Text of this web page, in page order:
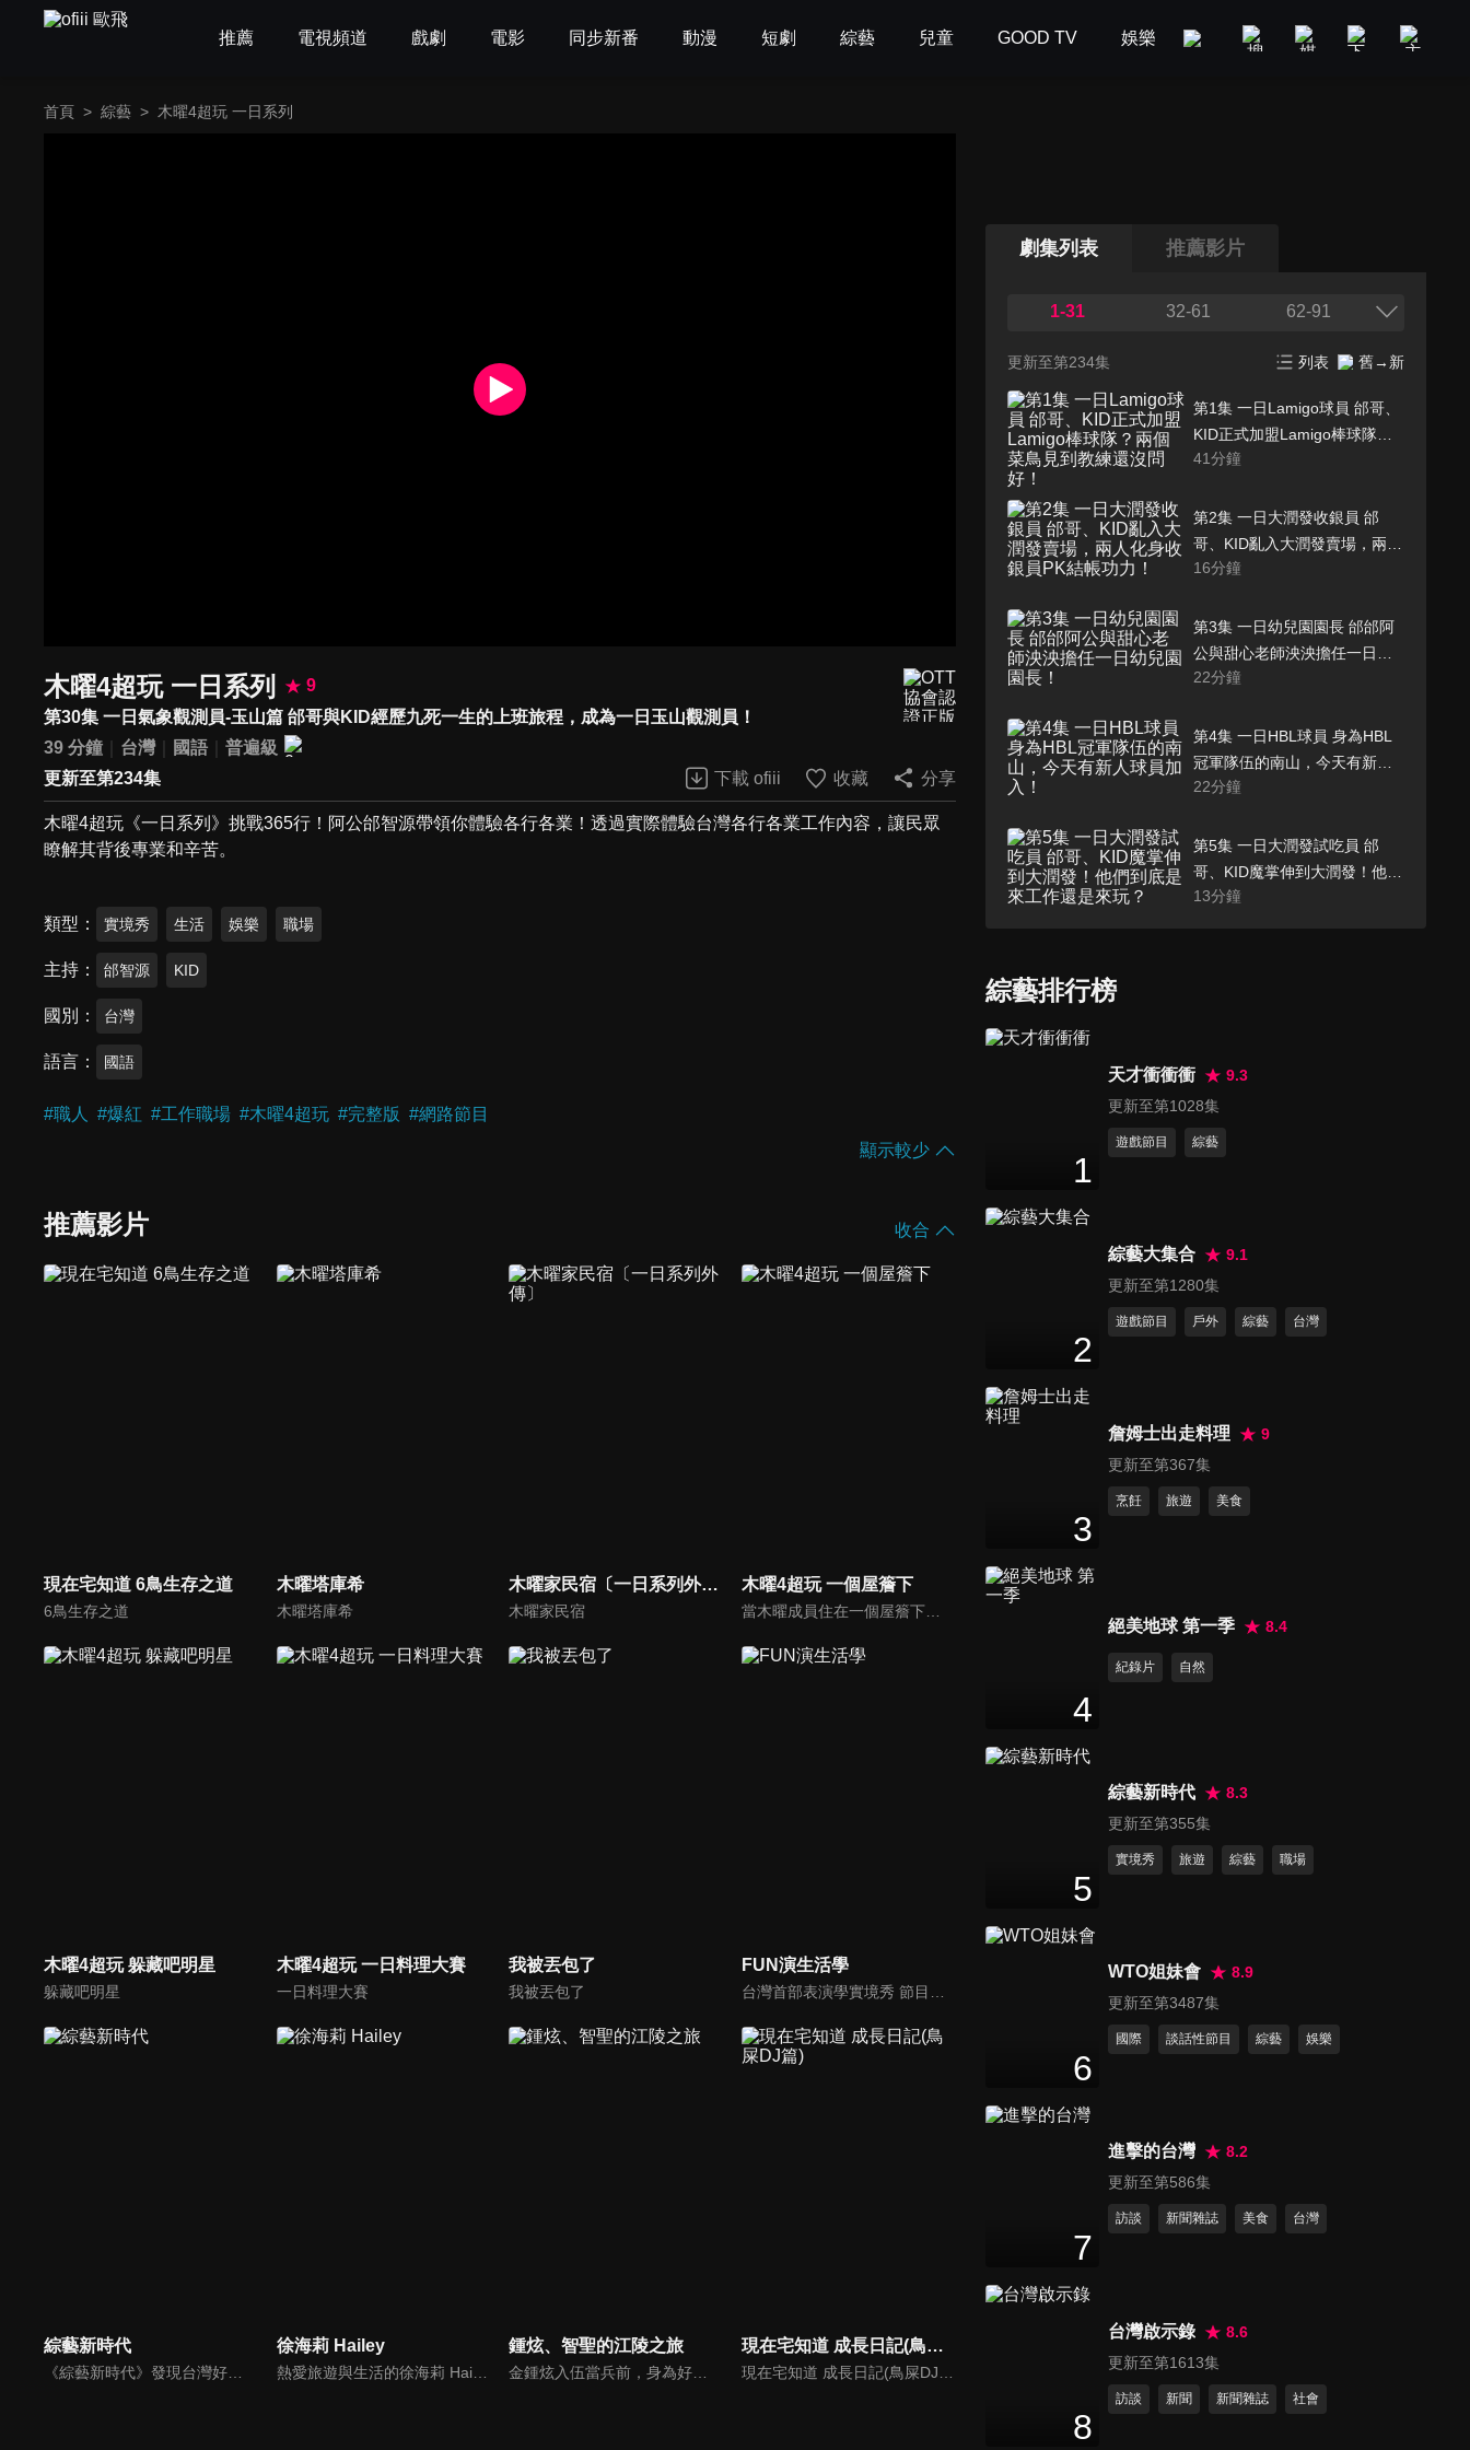
推薦 電視頻道 戲劇 電影 同步新番 動漫 短劇 綜藝 兒童 GOOD TV 娛樂 美食旅遊 新聞政論
首頁 > 綜藝 > 木曜4超玩 一日系列
木曜4超玩 一日系列
9
第30集 一日氣象觀測員-玉山篇 邰哥與KID經歷九死一生的上班旅程，成為一日玉山觀測員！
39 分鐘
台灣 國語
普遍級
更新至第234集
下載 ofiii 收藏 分享
木曜4超玩《一日系列》挑戰365行！阿公邰智源帶領你體驗各行各業！透過實際體驗台灣各行各業工作內容，讓民眾
瞭解其背後專業和辛苦。
類型 實境秀 生活 娛樂 職場
主持 邰智源 KID
國別 台灣
語言 國語
#職人 #爆紅 #工作職場 #木曜4超玩 #完整版 #網路節目
顯示較少
推薦影片 收合
現在宅知道 6鳥生存之道
6鳥生存之道
木曜塔庫希
木曜塔庫希
木曜家民宿〔一日系列外傳〕
木曜家民宿
木曜4超玩 一個屋簷下
當木曜成員住在一個屋簷下時，會產生什麼火花呢？
木曜4超玩 躲藏吧明星
躲藏吧明星
木曜4超玩 一日料理大賽
一日料理大賽
我被丟包了
我被丟包了
FUN演生活學
綜藝新時代
《綜藝新時代》發現台灣好所在，主持人阿翔、楊繡惠、李雅英、檸檬，帶大家發現台灣368鄉鎮，好玩、好吃、好職人、好風景、好厲害的台灣好所在！
徐海莉 Hailey
熱愛旅遊與生活的徐海莉 Hailey，以活潑自然的風格分享旅遊體驗、美食探索、住宿開箱與生活好物。一起發現生活中的小確幸，體驗滿滿元氣與真實感的日常分享吧！
鍾炫、智聖的江陵之旅
金鍾炫入伍當兵前，身為好友的尹智聖帶他到最為熟悉的江原道-江陵，向鍾炫介紹江陵的美好一切，趁這時間好好的享受江陵的美好景、好吃的食物，以排解入伍前的情緒。
現在宅知道 成長日記(鳥屎DJ篇)
現在宅知道 成長日記(鳥屎DJ篇)
劇集列表 推薦影片
1-31 32-61 62-91
更新至第234集 列表 舊→新
第1集 一日Lamigo球員 邰哥、
KID正式加盟Lamigo棒球隊？
兩個菜鳥見到教練還沒問好！
41分鐘
第2集 一日大潤發收銀員 邰
哥、KID亂入大潤發賣場，兩人
化身收銀員PK結帳功力！
16分鐘
第3集 一日幼兒園園長 邰邰阿
公與甜心老師泱泱擔任一日幼
兒園園長！
22分鐘
第4集 一日HBL球員 身為HBL
冠軍隊伍的南山，今天有新人
球員加入！
22分鐘
第5集 一日大潤發試吃員 邰
哥、KID魔掌伸到大潤發！他們
到底是來工作還是來玩？
13分鐘
第7集 一日輔大日文系 中年人
的輔仁大學日文系！尋找可愛
小幫手之餘也要帶你重溫大學
30分鐘
車司機助手一職！
第9集 一日大熱門工作人員 年
32 分鐘
完成老闆交辦的任務嗎？
28分鐘
第11集 一日上海小館大廚 懂吃
哥、KID加入電競隊伍閃電狼，
他們能成為優秀的選手嗎？
24
呢？
第14集 一日教官 邰哥教出了個
學霸兒子，這次他前往校園擔
個造船王國，造船廠工人平常
第16集 一日船廠員工之遊艇海
第17集 一日義大工讀生 邰哥拜
師最強吉祥物大義，進入義大
遊樂世界當工讀生！
35
第19集 一日交通警察 邰哥與
KID擔任一日交通警察，遇見車
綜藝排行榜
1
天才衝衝衝
9.3
更新至第1028集
遊戲節目 綜藝
2
綜藝大集合
9.1
更新至第1280集
遊戲節目 戶外 綜藝 台灣
3
詹姆士出走料理
9
更新至第367集
烹飪 旅遊 美食
4
絕美地球 第一季 8.4
紀錄片 自然
5
綜藝新時代
8.3
更新至第355集
實境秀 旅遊 綜藝 職場
6
WTO姐妹會
8.9
更新至第3487集
國際 談話性節目 綜藝 娛樂
7
進擊的台灣
8.2
更新至第586集
訪談 新聞雜誌 美食 台灣
8
台灣啟示錄
8.6
更新至第1613集
訪談 新聞 新聞雜誌 社會